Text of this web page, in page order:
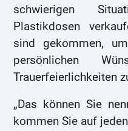
schwierigen
Plastikdosen
sind gekommen,
persönlichen
Trauerfeierlichkeiten
„Das können Sie
kommen Sie auf